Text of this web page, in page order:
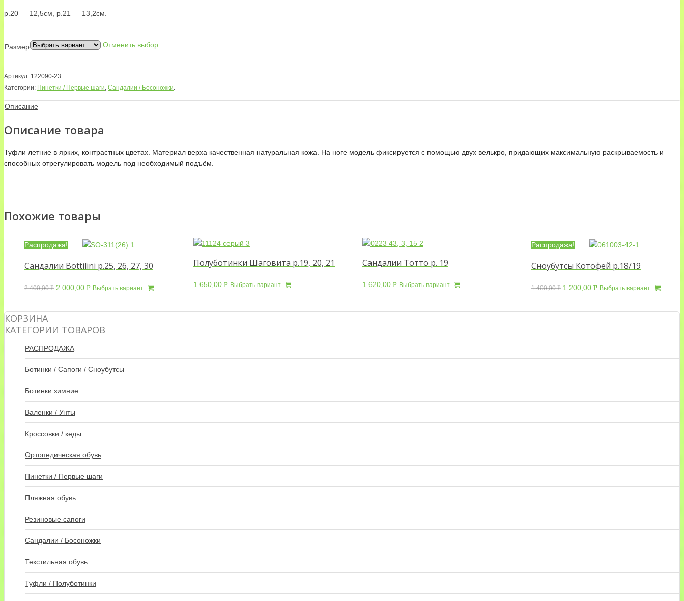
р.20 — 12,5см, р.21 — 13,2см.
Размер Отменить выбор
Артикул: 122090-23.
Категории: Пинетки / Первые шаги, Сандалии / Босоножки.
Описание
Описание товара
Туфли летние в ярких, контрастных цветах. Материал верха качественная натуральная кожа. На ноге модель фиксируется с помощью двух велькро, придающих максимальную раскрываемость и
способных отрегулировать модель под необходимый подъём.
Похожие товары
Распродажа!
Сандалии Bottilini р.25, 26, 27, 30
2 400,00Р 2 000,00 Р Выбрать вариант
Полуботинки Шаговита р.19, 20, 21
1 650,00 Р Выбрать вариант
Сандалии Тотто р. 19
1 620,00 Р Выбрать вариант
Распродажа!
Сноубутсы Котофей р.18/19
1 400,00Р 1 200,00 Р Выбрать вариант
КОРЗИНА
КАТЕГОРИИ ТОВАРОВ
РАСПРОДАЖА
Ботинки / Сапоги / Сноубутсы
Ботинки зимние
Валенки / Унты
Кроссовки / кеды
Ортопедическая обувь
Пинетки / Первые шаги
Пляжная обувь
Резиновые сапоги
Сандалии / Босоножки
Текстильная обувь
Туфли / Полуботинки